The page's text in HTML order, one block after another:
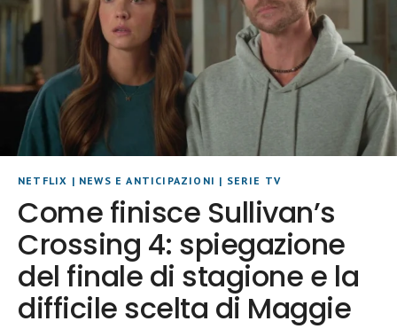
NETFLIX | NEWS E ANTICIPAZIONI | SERIE TV
Come finisce Sullivan’s
Crossing 4: spiegazione
del finale di stagione e la
difficile scelta di Maggie